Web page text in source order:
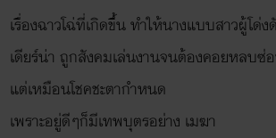
เรื่องฉาวโฉ่ที่เกิดขึ้น ทำให้นางแบบสาวผู้โด่ง
เดียร์น่า ถูกสังคมเล่นงานจนต้องคอยหลบซ่
แต่เหมือนโชคชะตากำหนด
เพราะอยู่ดีๆก็มีเทพบุตรอย่าง เมฆา